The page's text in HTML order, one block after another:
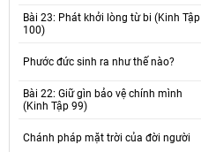
Bài 23: Phát khởi lòng từ bi (Kinh Tập
100)
Phước đức sinh ra như thế nào?
Bài 22: Giữ gìn bảo vệ chính mình
(Kinh Tập 99)
Chánh pháp mặt trời của đời người